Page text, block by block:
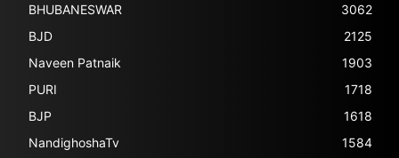
BHUBANESWAR
3062
BJD
2125
Naveen Patnaik
1903
PURI
1718
BJP
1618
NandighoshaTv
1584